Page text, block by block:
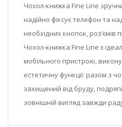
Чохол-книжка Fine Line
надійно фіксує телефон та
необхідних кнопок, роз’ємів
Чохол-книжка Fine Line є
мобільного пристрою,
естетичну функції: разом з
захищений від бруду,
зовнішній вигляд завжди